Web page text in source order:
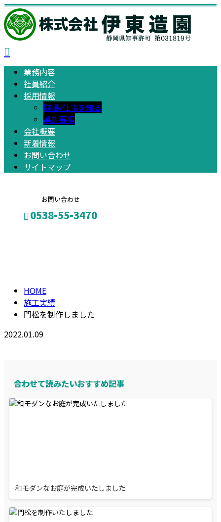
業務内容
社員紹介
採用情報
職場/仕事を知る
募集要項
会社概要
新着情報
お問い合わせ
サイトマップ
お問い合わせ
0538-55-3470
HOME
施工実績
門松を制作しました
2022.01.09
合わせて読みたいおすすめ記事
和モダンなお庭が完成いたしました